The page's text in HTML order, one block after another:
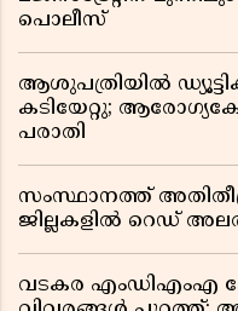
പൊലീസ്
ആശുപത്രിയിൽ
കടിയേറ്റു;
പരാതി
സംസ്ഥാനത്ത്
ജില്ലകളിൽ റെഡ്
വടകര എംഡിഎംഎ